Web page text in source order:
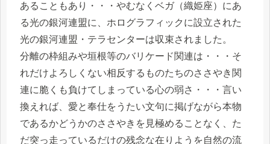
あることもあり・・・やむなくベガ（織姫座）にあ
る光の銀河連盟に、ホログラフィックに設立された
光の銀河連盟・テラセンターは収束されました。
分離の枠組みや垣根等のバリケード関連は・・・そ
れだけよろしくない相反するものたちのささやき関
連に脆くも負けてしまっている心の弱さ・・・言い
換えれば、愛と奉仕をうたい文句に掲げながら本物
であるかどうかのささやきを見極めることなく、た
だ突っ走っているだけの残念な在りようを自然の流